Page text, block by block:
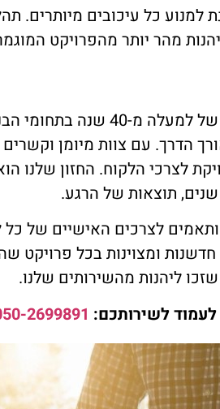
למנוע כל עיכובים
מהר יותר מהפרויקט
פועלת מאז 1984 ומביאה
הדרך. עם צוות מיומן
לצרכי הלקוח. החזון שלנו
תוצאות של הרגע.
לצרכים האישיים של
ומצוינות בכל
ליהנות מהשירותים שלנו.
לשירותכם: 2699891